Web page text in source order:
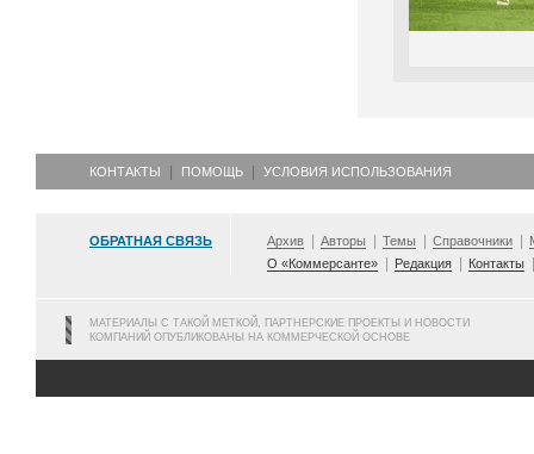
КОНТАКТЫ ПОМОЩЬ УСЛОВИЯ ИСПОЛЬЗОВАНИЯ
ОБРАТНАЯ СВЯЗЬ Архив Авторы Темы Справочники
О «Коммерсанте»
Редакция Контакты
МАТЕРИАЛЫ С ТАКОЙ МЕТКОЙ, ПАРТНЕРСКИЕ ПРОЕКТЫ И НОВОСТИ
КОМПАНИЙ ОПУБЛИКОВАНЫ НА КОММЕРЧЕСКОЙ ОСНОВЕ